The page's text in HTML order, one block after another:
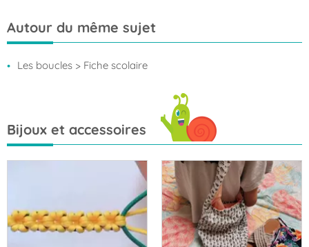
fleurs pour
créer des
bracelets
Autour du même sujet
Les boucles > Fiche scolaire
Bijoux et accessoires